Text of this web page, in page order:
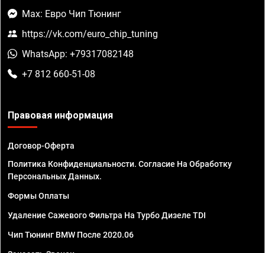
Max: Евро Чип Тюнинг
https://vk.com/euro_chip_tuning
WhatsApp: +79317082148
+7 812 660-51-08
Правовая информация
Договор-Оферта
Политика Конфиденциальности. Согласие На Обработку
Персональных Данных.
Формы Оплаты
Удаление Сажевого Фильтра На Турбо Дизеле TDI
Чип Тюнинг BMW После 2020.06